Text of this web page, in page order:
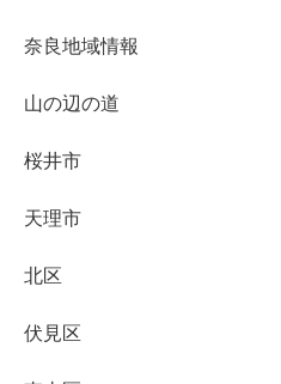
奈良地域情報
山の辺の道
桜井市
天理市
北区
伏見区